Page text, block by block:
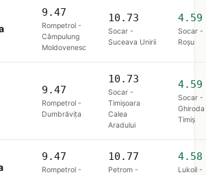
9.47
Rompetrol -
Câmpulung
Moldovenesc
10.73
Socar -
Suceava Unirii
4.59
Socar -
Roşu
9.47
Rompetrol -
Dumbrăviţa
10.73
Socar -
Timișoara
Calea
Aradului
4.59
Socar -
Ghiroda
Timiş
9.47
Rompetrol -
10.77
Petrom -
4.58
Lukoil -